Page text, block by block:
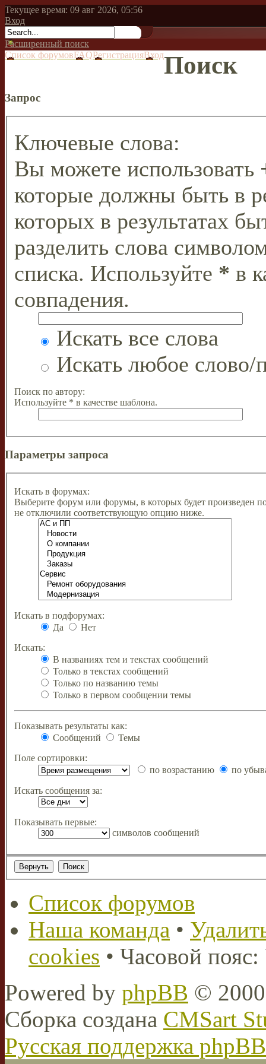
Текущее время: 09 авг 2026, 05:56
Вход
Расширенный поиск
Список форумовFAQРегистрацияВходПоиск
Запрос
Ключевые слова:
Вы можете использовать
которые должны быть в
которых в результатах
разделить слова
списка. Используйте * в
совпадения.
Искать все слова
Искать любое слово/
Поиск по автору:
Используйте * в качестве шаблона.
Параметры запроса
Искать в форумах:
Выберите форум или форумы, в которых будет произведен
не отключили соответствующую опцию ниже.
Искать в подфорумах:
Да
Нет
Искать:
В названиях тем и текстах сообщений
Только в текстах сообщений
Только по названию темы
Только в первом сообщении темы
Показывать результаты как:
Сообщений
Темы
Поле сортировки:
по возрастанию
по
Искать сообщения за:
Показывать первые:
символов сообщений
Список форумов
Наша команда •
cookies • Часовой
Powered by phpBB ©
Сборка создана CMSart
Русская поддержка phpBB